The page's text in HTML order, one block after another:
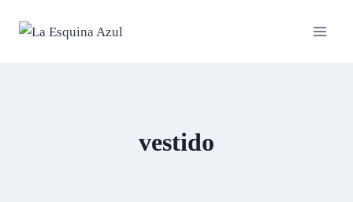
vestido